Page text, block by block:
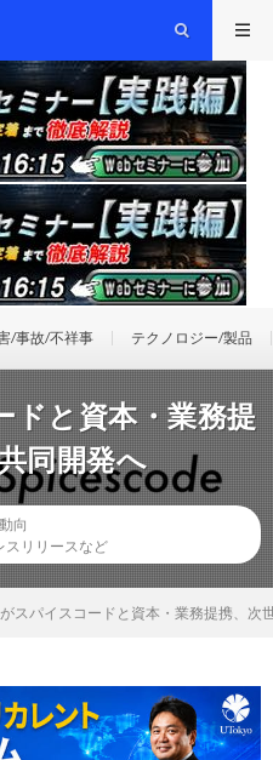
/事故/不祥事 テクノロジー/製品
ドと資本・業務提
同開発へ
向
スリリースなど
スパイスコードと資本・業務提携、次